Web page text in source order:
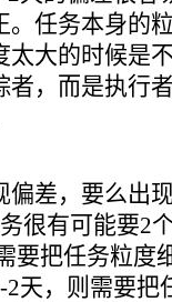
。任务本身的
大的时候是
者，而是执行
差，要么出
很有可能要2
要把任务粒度
天，则需要